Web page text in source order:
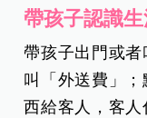
帶孩子認識
帶孩子出門或
叫「外送費」
西給客人，客